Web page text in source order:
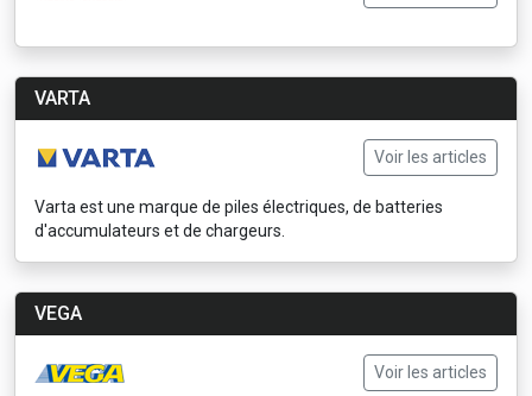
VARTA
Voir les articles
Varta est une marque de piles électriques, de batteries
d'accumulateurs et de chargeurs.
VEGA
Voir les articles